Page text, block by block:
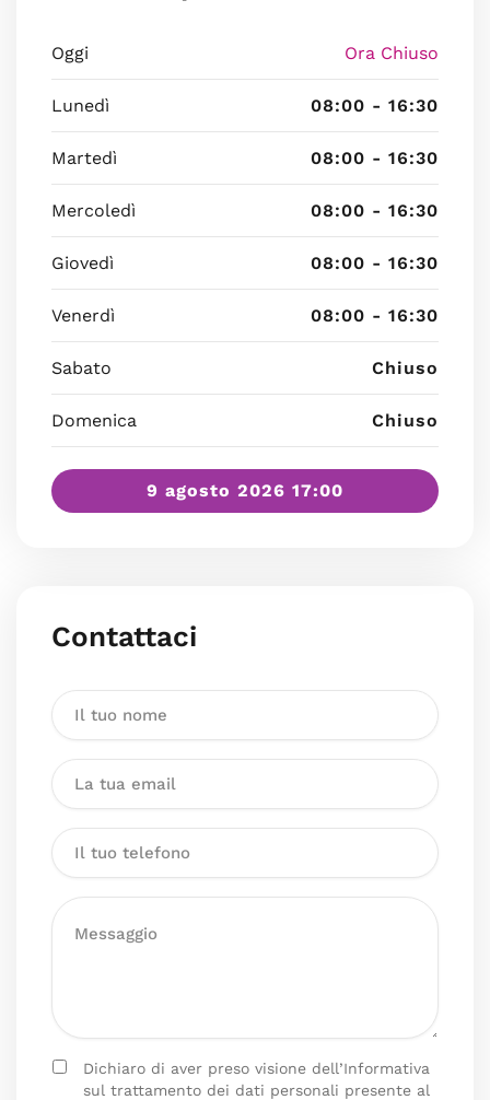
Oggi Ora Chiuso
Lunedì 08:00 - 16:30
Martedì 08:00 - 16:30
Mercoledì 08:00 - 16:30
Giovedì 08:00 - 16:30
Venerdì 08:00 - 16:30
Sabato Chiuso
Domenica Chiuso
9 agosto 2026 17:00
Contattaci
Dichiaro di aver preso visione dell’Informativa
sul trattamento dei dati personali presente al